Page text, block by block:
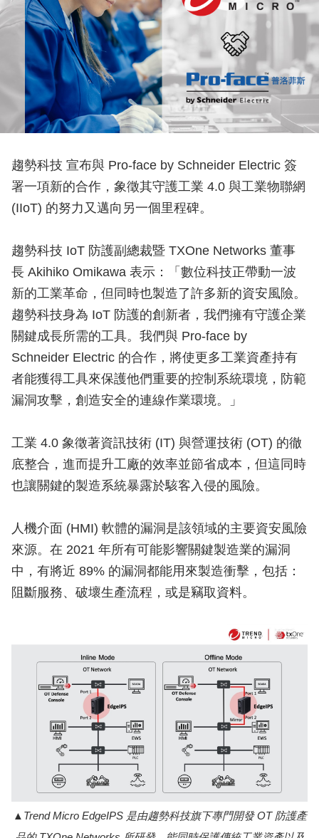
趨勢科技 宣布與 Pro-face by Schneider Electric 簽
署一項新的合作，象徵其守護工業 4.0 與工業物聯網
(IIoT) 的努力又邁向另一個里程碑。
趨勢科技 IoT 防護副總裁暨 TXOne Networks 董事
長 Akihiko Omikawa 表示：「數位科技正帶動一波
新的工業革命，但同時也製造了許多新的資安風險。
趨勢科技身為 IoT 防護的創新者，我們擁有守護企業
關鍵成長所需的工具。我們與 Pro-face by
Schneider Electric 的合作，將使更多工業資產持有
者能獲得工具來保護他們重要的控制系統環境，防範
漏洞攻擊，創造安全的連線作業環境。」
工業 4.0 象徵著資訊技術 (IT) 與營運技術 (OT) 的徹
底整合，進而提升工廠的效率並節省成本，但這同時
也讓關鍵的製造系統暴露於駭客入侵的風險。
人機介面 (HMI) 軟體的漏洞是該領域的主要資安風險
來源。在 2021 年所有可能影響關鍵製造業的漏洞
中，有將近 89% 的漏洞都能用來製造衝擊，包括：
阻斷服務、破壞生產流程，或是竊取資料。
Trend Micro EdgeIPS 是由趨勢科技旗下專門開發 OT 防護產